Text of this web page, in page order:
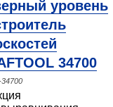
уровень
34700